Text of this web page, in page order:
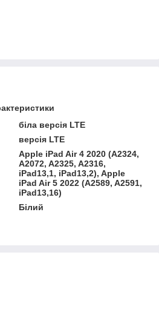
біла версія LTE
версія LTE
Apple iPad Air 4 2020 (A2324,
A2072, A2325, A2316,
iPad13,1, iPad13,2), Apple
iPad Air 5 2022 (A2589, A2591,
iPad13,16)
Білий